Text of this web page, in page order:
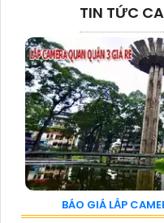
TIN TỨC
BÁO GIÁ LẮP